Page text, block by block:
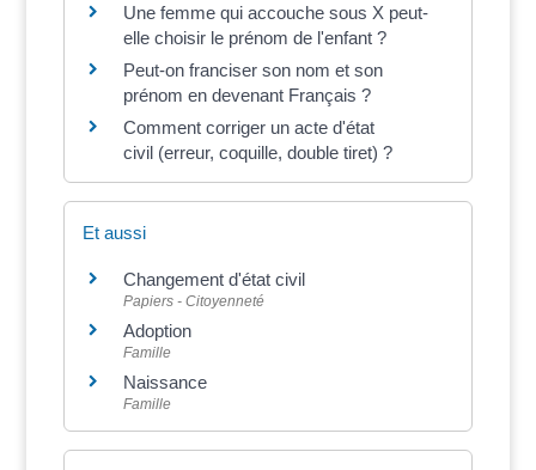
Une femme qui accouche sous X peut-
elle choisir le prénom de l'enfant ?
Peut-on franciser son nom et son
prénom en devenant Français ?
Comment corriger un acte d'état
civil (erreur, coquille, double tiret) ?
Et aussi
Changement d'état civil
Papiers - Citoyenneté
Adoption
Famille
Naissance
Famille